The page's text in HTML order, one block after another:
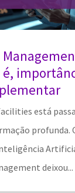
é,
está
profunda.
deixou...